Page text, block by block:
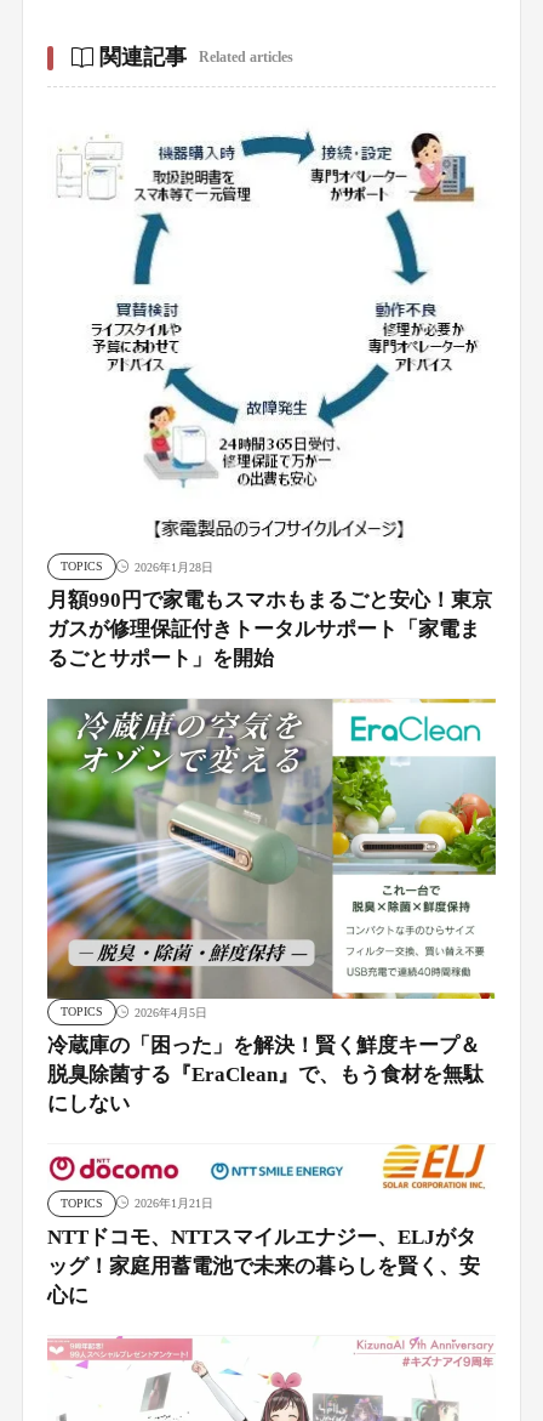
関連記事 Related articles
TOPICS 2026年1月28日
月額990円で家電もスマホもまるごと安心！東京
ガスが修理保証付きトータルサポート「家電ま
るごとサポート」を開始
TOPICS 2026年4月5日
冷蔵庫の「困った」を解決！賢く鮮度キープ＆
脱臭除菌する『EraClean』で、もう食材を無駄
にしない
TOPICS 2026年1月21日
NTTドコモ、NTTスマイルエナジー、ELJがタ
ッグ！家庭用蓄電池で未来の暮らしを賢く、安
心に